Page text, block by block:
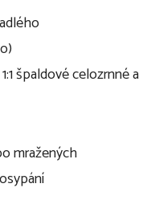
špaldové celozrnné
mražených